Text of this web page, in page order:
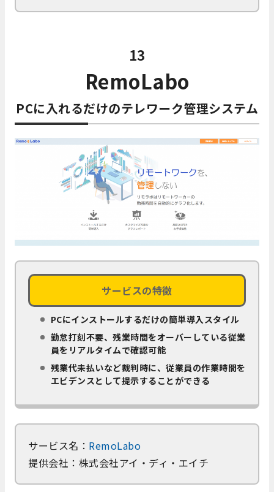
13
RemoLabo
PCに入れるだけのテレワーク管理システム
サービスの特徴
PCにインストールするだけの簡単導入スタイル
勤怠打刻不要、残業時間をオーバーしている従業
員をリアルタイムで確認可能
残業代未払いなど裁判時に、従業員の作業時間を
エビデンスとして提示することができる
サービス名： RemoLabo
提供会社：株式会社アイ・ディ・エイチ